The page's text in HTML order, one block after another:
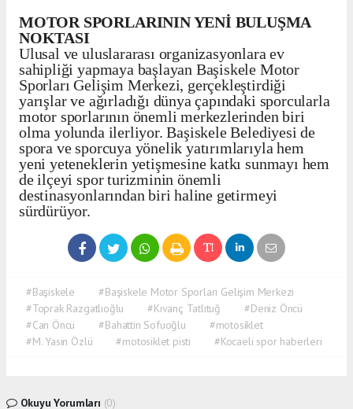
MOTOR SPORLARININ YENİ BULUŞMA
NOKTASI
Ulusal ve uluslararası organizasyonlara ev
sahipliği yapmaya başlayan Başiskele Motor
Sporları Gelişim Merkezi, gerçekleştirdiği
yarışlar ve ağırladığı dünya çapındaki sporcularla
motor sporlarının önemli merkezlerinden biri
olma yolunda ilerliyor. Başiskele Belediyesi de
spora ve sporcuya yönelik yatırımlarıyla hem
yeni yeteneklerin yetişmesine katkı sunmayı hem
de ilçeyi spor turizminin önemli
destinasyonlarından biri haline getirmeyi
sürdürüyor.
#Başiskele
#Başiskele Motor Sporları Gelişim Merkezi
#Toprak Razgatlıoğlu
#Kıvanç Tatlıtuğ
#Deniz Öncü
#Can Öncü
#Bahattin Sofuoğlu
#motosiklet
#M. Yasin Özlü
#motosiklet pisti #Kocaeli spor haberleri
Okuyu Yorumları (0)